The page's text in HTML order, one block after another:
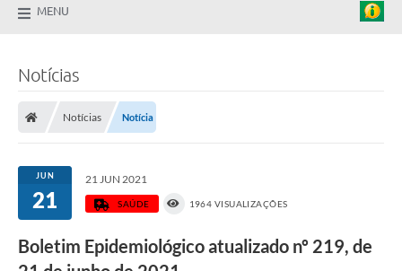
MENU
Notícias
Notícias Notícia
JUN
21
21 JUN 2021
SAÚDE 1964 VISUALIZAÇÕES
Boletim Epidemiológico atualizado nº 219, de